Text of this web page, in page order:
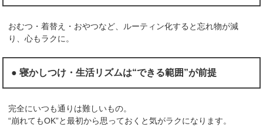
おむつ・着替え・おやつなど、ルーティン化すると忘れ物が減
り、心もラクに。
● 寝かしつけ・生活リズムは“できる範囲”が前提
完全にいつも通りは難しいもの。
“崩れてもOK”と最初から思っておくと気がラクになります。